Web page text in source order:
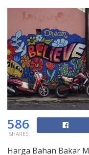
586
SHARES
Harga Bahan Bakar